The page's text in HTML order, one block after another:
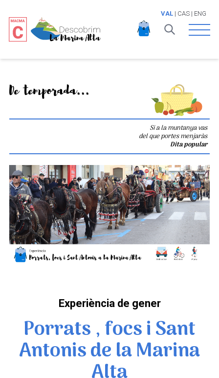
VAL| CAS| ENG
Open
De temporada...
Si a la muntanya vas
del que portes menjaràs
Dita popular
Experiència de gener
Porrats , focs i Sant
Antonis de la Marina